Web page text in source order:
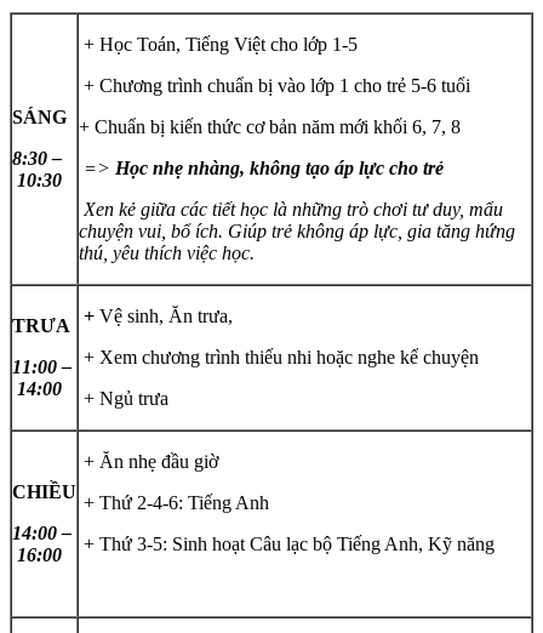
SÁNG
8:30 –
10:30
+ Học Toán, Tiếng Việt cho lớp 1-5
+ Chương trình chuẩn bị vào lớp 1 cho trẻ 5-6 tuổi
+ Chuẩn bị kiến thức cơ bản năm mới khối 6, 7, 8
=> Học nhẹ nhàng, không tạo áp lực cho trẻ
Xen kẻ giữa các tiết học là những trò chơi tư duy, mẩu
chuyện vui, bổ ích. Giúp trẻ không áp lực, gia tăng hứng
thú, yêu thích việc học.
TRƯA
11:00 –
14:00
+ Vệ sinh, Ăn trưa,
+ Xem chương trình thiếu nhi hoặc nghe kể chuyện
+ Ngủ trưa
CHIỀU
14:00 –
16:00
+ Ăn nhẹ đầu giờ
+ Thứ 2-4-6: Tiếng Anh
+ Thứ 3-5: Sinh hoạt Câu lạc bộ Tiếng Anh, Kỹ năng